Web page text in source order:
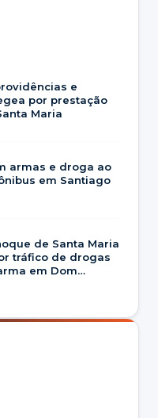
e
por prestação
Maria
armas e droga ao
em Santiago
de Santa Maria
tráfico de drogas
em Dom